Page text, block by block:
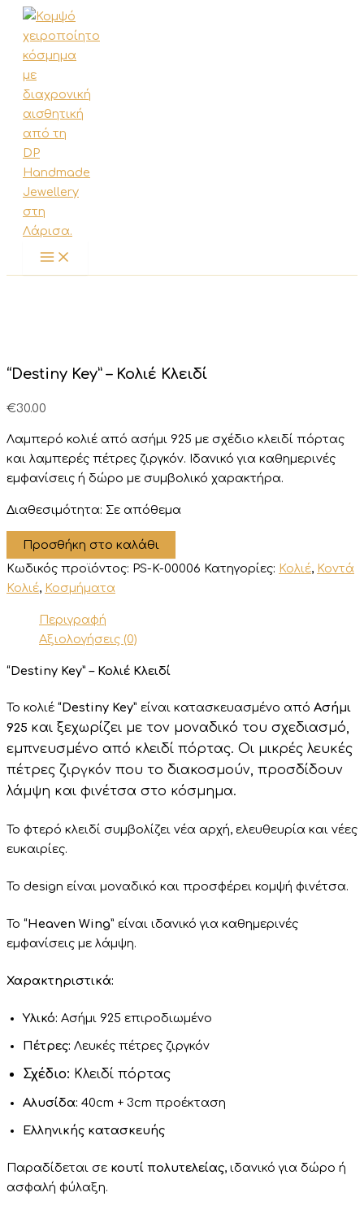
Μετάβαση
στο
περιεχόμενο
“Destiny Key” – Κολιέ Κλειδί
€30.00
Λαμπερό κολιέ από ασήμι 925 με σχέδιο κλειδί πόρτας
και λαμπερές πέτρες ζιργκόν. Ιδανικό για καθημερινές
εμφανίσεις ή δώρο με συμβολικό χαρακτήρα.
Διαθεσιμότητα: Σε απόθεμα
"Destiny
–
Κολιέ
ποσότητα
Προσθήκη στο καλάθι
Κωδικός προϊόντος: PS-K-00006 Κατηγορίες: Κολιέ, Κοντά
Κολιέ, Κοσμήματα
Περιγραφή
Αξιολογήσεις (0)
“Destiny Key” – Κολιέ Κλειδί
Το κολιέ “Destiny Key” είναι κατασκευασμένο από Ασήμι
925 και ξεχωρίζει με τον μοναδικό του σχεδιασμό,
εμπνευσμένο από κλειδί πόρτας. Οι μικρές λευκές
πέτρες ζιργκόν που το διακοσμούν, προσδίδουν
λάμψη και φινέτσα στο κόσμημα.
Το φτερό κλειδί συμβολίζει νέα αρχή, ελευθευρία και νέες
ευκαιρίες.
Το design είναι μοναδικό και προσφέρει κομψή φινέτσα.
Το “Heaven Wing” είναι ιδανικό για καθημερινές
εμφανίσεις με λάμψη.
Χαρακτηριστικά:
Υλικό: Ασήμι 925 επιροδιωμένο
Πέτρες: Λευκές πέτρες ζιργκόν
Σχέδιο: Κλειδί πόρτας
Αλυσίδα: 40cm + 3cm προέκταση
Ελληνικής κατασκευής
Παραδίδεται σε κουτί πολυτελείας, ιδανικό για δώρο ή
ασφαλή φύλαξη.